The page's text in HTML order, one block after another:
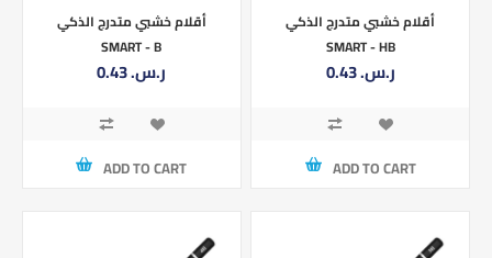
أقلام خشبي متدرج الذكي
SMART - B
0.43 ر.س.‏
ADD TO CART
أقلام خشبي متدرج الذكي
SMART - HB
0.43 ر.س.‏
ADD TO CART